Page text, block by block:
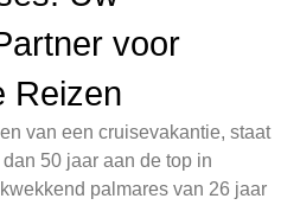
voor
Reizen
van een cruisevakantie, staat
50 jaar aan de top in
palmares van 26 jaar